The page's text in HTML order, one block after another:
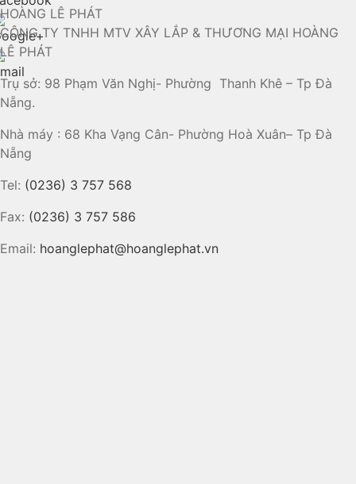
HOÀNG LÊ PHÁT
CÔNG TY TNHH MTV XÂY LẮP & THƯƠNG MẠI HOÀNG
LÊ PHÁT
Trụ sở: 98 Phạm Văn Nghị- Phường Thanh Khê – Tp Đà
Nẵng.
Nhà máy : 68 Kha Vạng Cân- Phường Hoà Xuân– Tp Đà
Nẵng
Tel: (0236) 3 757 568
Fax: (0236) 3 757 586
Email: hoanglephat@hoanglephat.vn